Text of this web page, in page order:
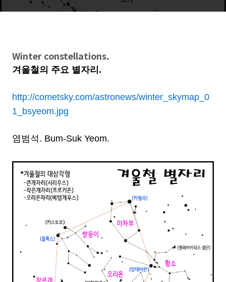
Winter constellations.
겨울철의 주요 별자리.
http://cometsky.com/astronews/winter_skymap_0
1_bsyeom.jpg
염범석. Bum-Suk Yeom.